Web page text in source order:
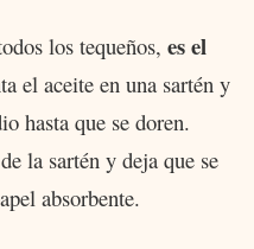
los tequeños, es el
el aceite en una sartén y
hasta que se doren.
la sartén y deja que se
absorbente.